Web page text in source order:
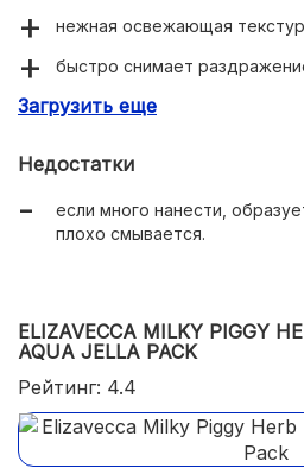
нежная освежающая
быстро снимает
можно не смывать;
предотвращает
Загрузить еще
Недостатки
если много нанести,
плохо смывается.
ELIZAVECCA MILKY PIGGY
AQUA JELLA PACK
Рейтинг: 4.4